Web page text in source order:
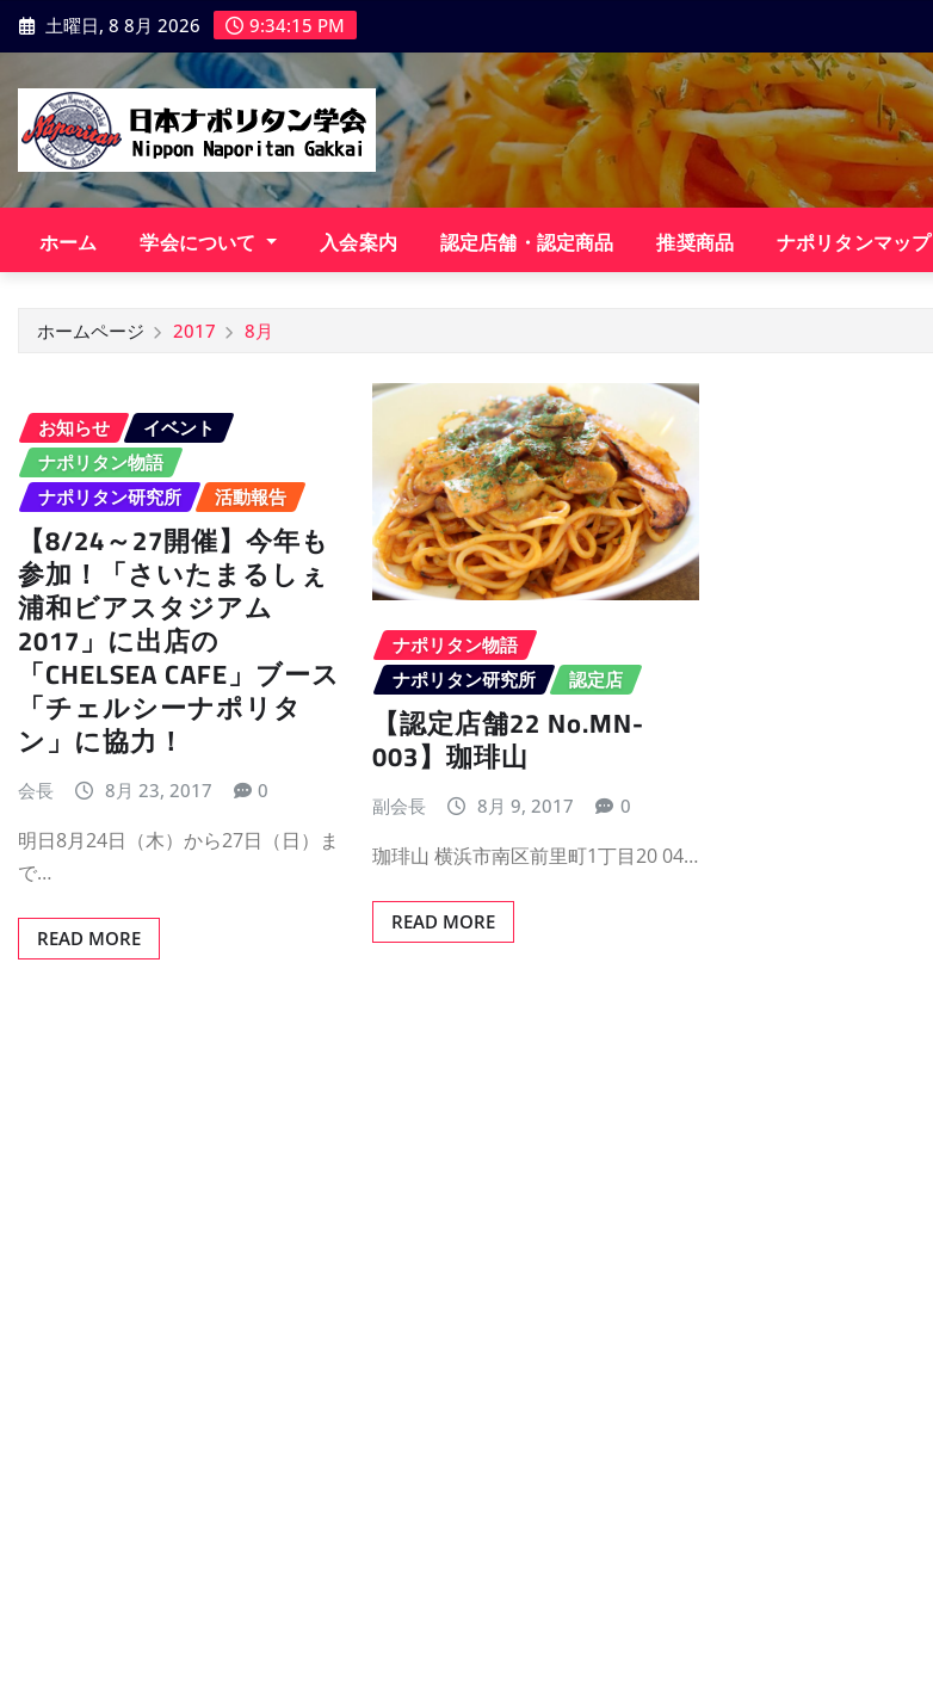
ン
ス
ッ
土曜日, 8 8月 2026 9:34:16 PM
ホーム 学会について 入会案内 認定店舗・認定商品 推奨商品 ナポリタンマップ
ホームページ 2017 8月
お知らせ
イベント
ナポリタン物語
ナポリタン研究所
活動報告
【8/24～27開催】今年も
参加！「さいたまるしぇ
浦和ビアスタジアム
2017」に出店の
「CHELSEA CAFE」ブース
「チェルシーナポリタ
ン」に協力！
会長 8月 23, 2017 0
明日8月24日（木）から27日（日）ま
で…
READ MORE
ナポリタン物語
ナポリタン研究所
認定店
【認定店舗22 No.MN-
003】珈琲山
副会長 8月 9, 2017 0
珈琲山 横浜市南区前里町1丁目20 04…
READ MORE